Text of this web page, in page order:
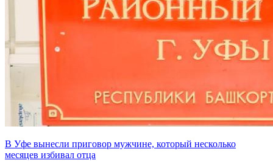
В Уфе вынесли приговор мужчине, который несколько
месяцев избивал отца